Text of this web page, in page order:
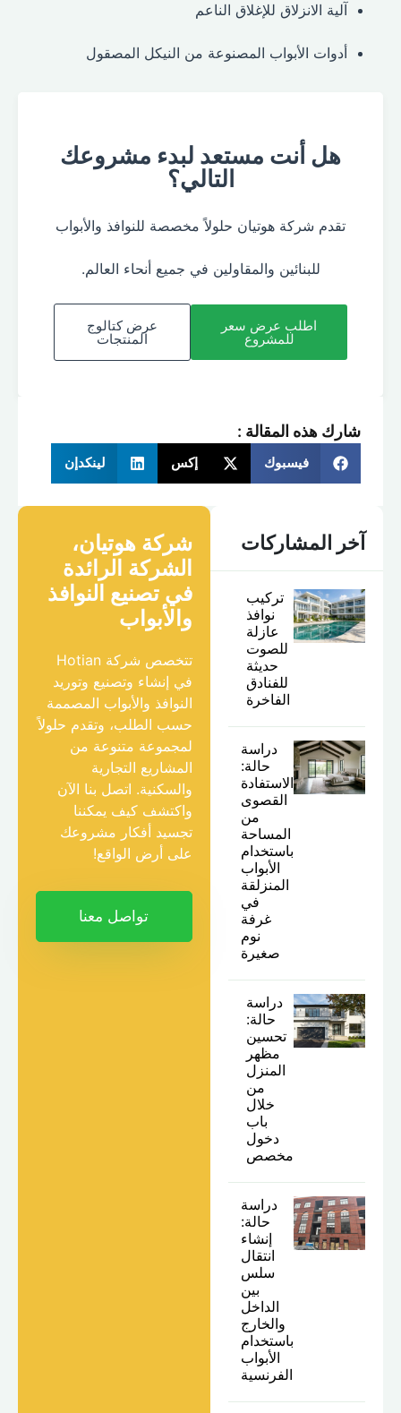
آلية الانزلاق للإغلاق الناعم
أدوات الأبواب المصنوعة من النيكل المصقول
هل أنت مستعد لبدء مشروعك
التالي؟
تقدم شركة هوتيان حلولاً مخصصة للنوافذ والأبواب
للبنائين والمقاولين في جميع أنحاء العالم.
اطلب عرض سعر
للمشروع
عرض كتالوج
المنتجات
شارك هذه المقالة :
فيسبوك إكس لينكدإن
آخر المشاركات
تركيب
نوافذ
عازلة
للصوت
حديثة
للفنادق
الفاخرة
دراسة
حالة:
الاستفادة
القصوى
من
المساحة
باستخدام
الأبواب
المنزلقة
في
غرفة
نوم
صغيرة
دراسة
حالة:
تحسين
مظهر
المنزل
من
خلال
باب
دخول
مخصص
دراسة
حالة:
إنشاء
انتقال
سلس
بين
الداخل
والخارج
باستخدام
الأبواب
الفرنسية
شركة هوتيان،
الشركة الرائدة
في تصنيع النوافذ
والأبواب
تتخصص شركة Hotian
في إنشاء وتصنيع وتوريد
النوافذ والأبواب المصممة
حسب الطلب، وتقدم حلولاً
لمجموعة متنوعة من
المشاريع التجارية
والسكنية. اتصل بنا الآن
واكتشف كيف يمكننا
تجسيد أفكار مشروعك
على أرض الواقع!
تواصل معنا